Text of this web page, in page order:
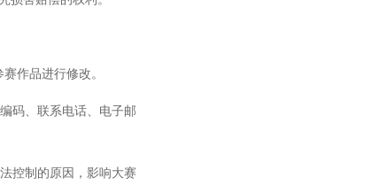
作品进行修改。
码、联系电话、电子邮
控制的原因，影响大赛